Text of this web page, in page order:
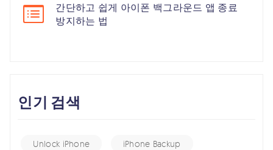
간단하고 쉽게 아이폰 백그라운드 앱 종료
방지하는 법
인기 검색
Unlock iPhone iPhone Backup